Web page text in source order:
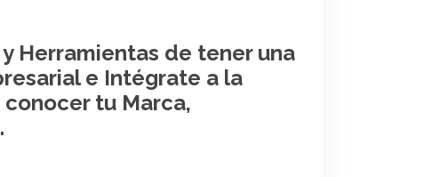
Herramientas de tener una
e Intégrate a la
tu Marca,